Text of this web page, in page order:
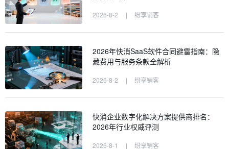
2026-8-2 | 纷享销客
2026年快消SaaS软件合同避雷指南：隐
藏费用与服务条款全解析
2026-8-2 | 纷享销客
快消企业数字化解决方案提供商排名：
2026年行业权威评测
2026-8-1 | 纷享销客